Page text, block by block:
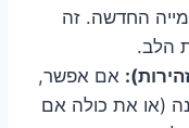
החדשה. זה
הלב.
אם אפשר,
(או את כולה אם